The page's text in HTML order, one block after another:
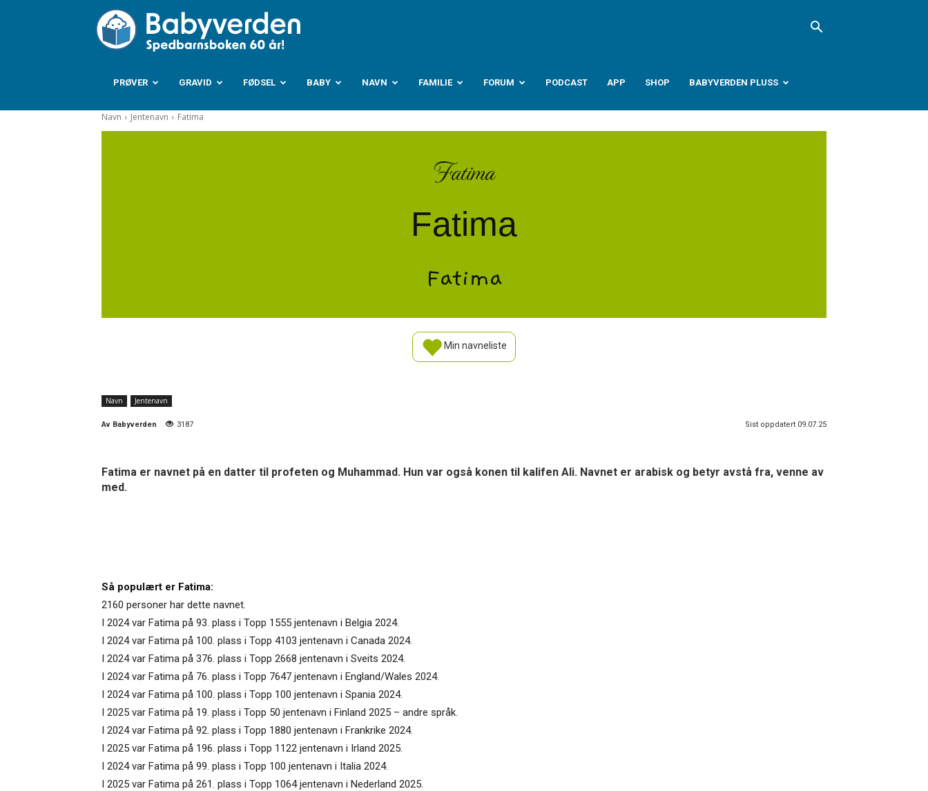
Babyverden.no
PRØVER GRAVID FØDSEL BABY NAVN FAMILIE FORUM PODCAST APP SHOP BABYVERDEN PLUSS
Navn Jentenavn Fatima
Fatima
Fatima
Fatima
Min navneliste
Navn Jentenavn
Av Babyverden 3187 Sist oppdatert 09.07.25
Fatima er navnet på en datter til profeten og Muhammad. Hun var også konen til kalifen Ali. Navnet er arabisk og betyr avstå fra, venne av
med.
Så populært er Fatima:
2160 personer har dette navnet.
I 2024 var Fatima på 93. plass i Topp 1555 jentenavn i Belgia 2024.
I 2024 var Fatima på 100. plass i Topp 4103 jentenavn i Canada 2024.
I 2024 var Fatima på 376. plass i Topp 2668 jentenavn i Sveits 2024.
I 2024 var Fatima på 76. plass i Topp 7647 jentenavn i England/Wales 2024.
I 2024 var Fatima på 100. plass i Topp 100 jentenavn i Spania 2024.
I 2025 var Fatima på 19. plass i Topp 50 jentenavn i Finland 2025 – andre språk.
I 2024 var Fatima på 92. plass i Topp 1880 jentenavn i Frankrike 2024.
I 2025 var Fatima på 196. plass i Topp 1122 jentenavn i Irland 2025.
I 2024 var Fatima på 99. plass i Topp 100 jentenavn i Italia 2024.
I 2025 var Fatima på 261. plass i Topp 1064 jentenavn i Nederland 2025.